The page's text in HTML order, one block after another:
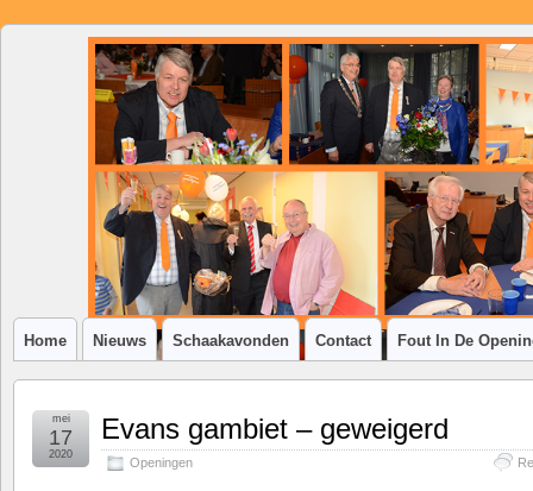
SSV
Klim-
Home Nieuws Schaakavonden Contact Fout In De
Evans gambiet – geweigerd
Openingen
mei
17
2020